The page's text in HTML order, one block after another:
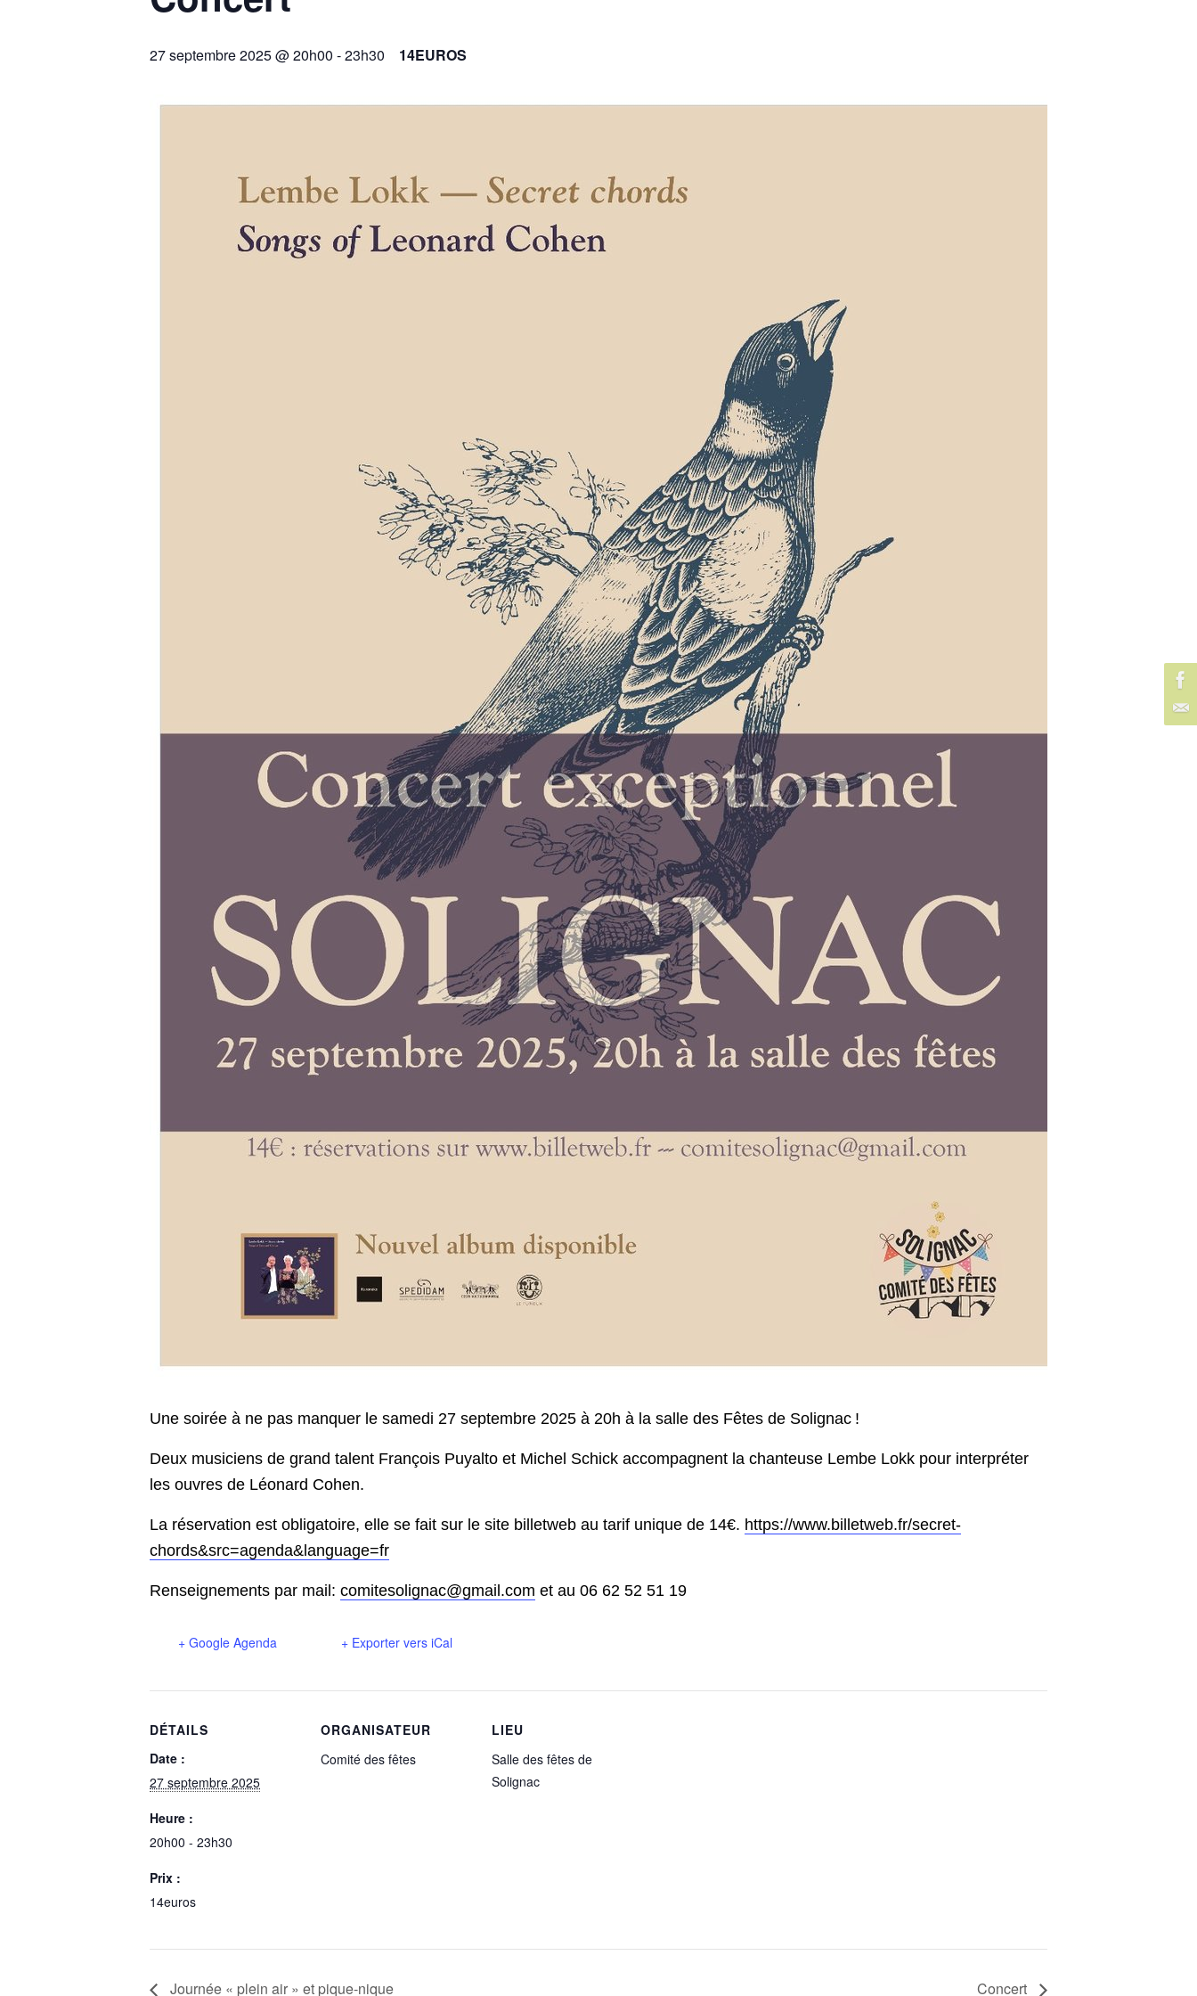
27 septembre 2025 @ 20h00 -23h30 14EUROS
Une soirée à ne pas manquer le samedi 27 septembre 2025 à 20h à la salle des Fêtes de Solignac !
Deux musiciens de grand talent François Puyalto et Michel Schick accompagnent la chanteuse Lembe Lokk pour interpréter
les ouvres de Léonard Cohen.
La réservation est obligatoire, elle se fait sur le site billetweb au tarif unique de 14€. https://www.billetweb.fr/secret-
chords&src=agenda&language=fr
Renseignements par mail: comitesolignac@gmail.com et au 06 62 52 51 19
+ Google Agenda + Exporter vers iCal
DÉTAILS
Date :
27 septembre 2025
Heure :
20h00 - 23h30
Prix :
14euros
ORGANISATEUR
Comité des fêtes
LIEU
Salle des fêtes de
Solignac
Journée « plein air » et pique-nique Concert